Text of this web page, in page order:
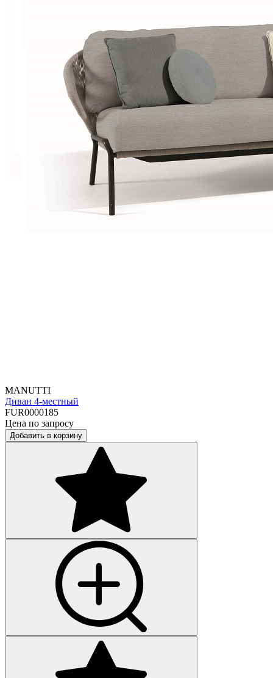
MANUTTI
Диван 4-местный
FUR0000185
Цена по запросу
Добавить в корзину